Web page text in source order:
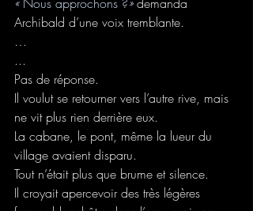
Archibald d’une voix tremblante.
…
...
Pas de réponse.
Il voulut se retourner vers l’autre rive, mais
ne vit plus rien derrière eux.
La cabane, le pont, même la lueur du
village avaient disparu.
Tout n’était plus que brume et silence.
Il croyait apercevoir des très légères